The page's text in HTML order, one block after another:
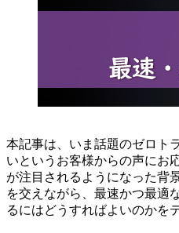
本記事は、いま話題のゼロト
いというお客様からの声にお
が注目されるようになった背
を交えながら、最速かつ最適
るにはどうすればよいのかを